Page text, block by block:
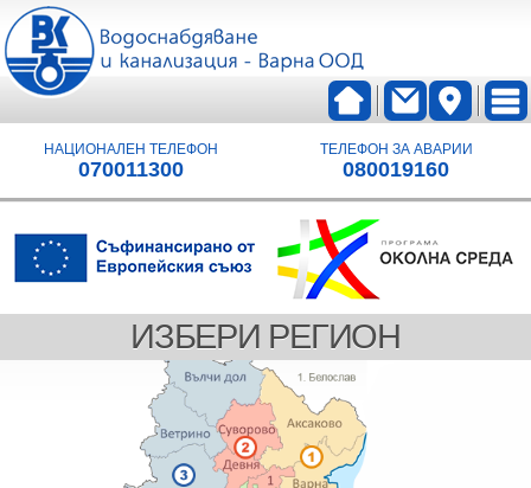
НАЦИОНАЛЕН ТЕЛЕФОН
070011300
ТЕЛЕФОН ЗА АВАРИИ
080019160
ИЗБЕРИ РЕГИОН